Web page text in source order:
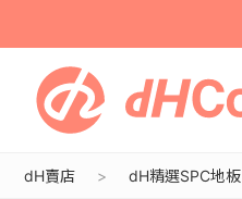
dH賣店 dH精選SPC地板